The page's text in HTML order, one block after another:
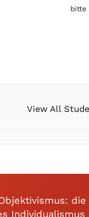
bitte
View All
die